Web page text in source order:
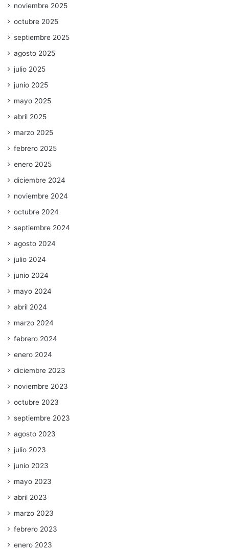
noviembre 2025
octubre 2025
septiembre 2025
agosto 2025
julio 2025
junio 2025
mayo 2025
abril 2025
marzo 2025
febrero 2025
enero 2025
diciembre 2024
noviembre 2024
octubre 2024
septiembre 2024
agosto 2024
julio 2024
junio 2024
mayo 2024
abril 2024
marzo 2024
febrero 2024
enero 2024
diciembre 2023
noviembre 2023
octubre 2023
septiembre 2023
agosto 2023
julio 2023
junio 2023
mayo 2023
abril 2023
marzo 2023
febrero 2023
enero 2023